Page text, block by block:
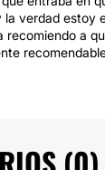
la verdad estoy
recomiendo a